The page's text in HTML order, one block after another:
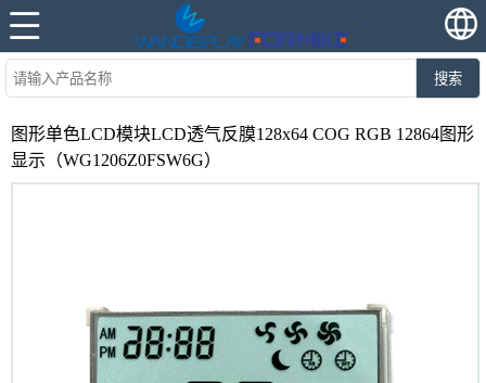
搜索
图形单色LCD模块LCD透气反膜128x64 COG RGB 12864图形
显示（WG1206Z0FSW6G）